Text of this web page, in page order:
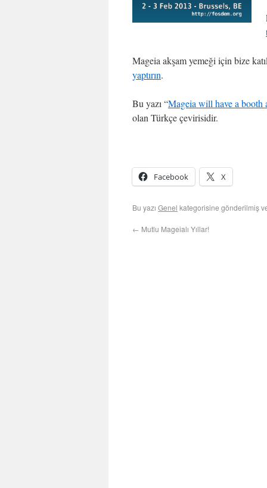
Mageia akşam yemeği için bize
yaptırın.
Bu yazı “Mageia will have a
olan Türkçe çevirisidir.
Facebook X
Bu yazı Genel kategorisine gönderilmiş
← Mutlu Mageialı Yıllar!